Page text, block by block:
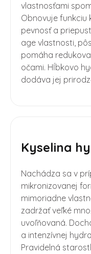
vlastnosťami
Obnovuje funkciu
pevnosť a
age vlastnosti,
pomáha
očami. Hĺbkovo
dodáva jej
Kyselina
Nachádza sa v
mikronizovanej
mimoriadne
zadržať veľké
uvoľňovaná.
a intenzívnej
Pravidelná